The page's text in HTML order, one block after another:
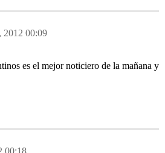
2012 00:09
es el mejor noticiero de la mañana y